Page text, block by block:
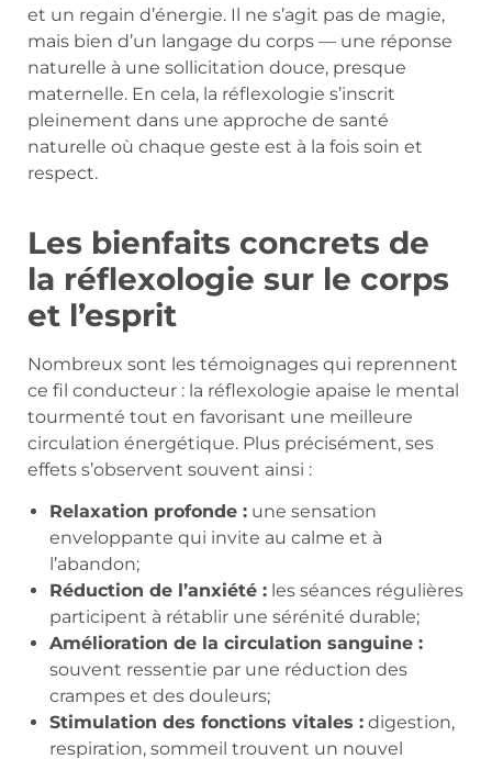
et un regain d’énergie. Il ne s’agit pas de magie,
mais bien d’un langage du corps — une réponse
naturelle à une sollicitation douce, presque
maternelle. En cela, la réflexologie s’inscrit
pleinement dans une approche de santé
naturelle où chaque geste est à la fois soin et
respect.
Les bienfaits concrets de
la réflexologie sur le corps
et l’esprit
Nombreux sont les témoignages qui reprennent
ce fil conducteur : la réflexologie apaise le mental
tourmenté tout en favorisant une meilleure
circulation énergétique. Plus précisément, ses
effets s’observent souvent ainsi :
Relaxation profonde : une sensation
enveloppante qui invite au calme et à
l’abandon;
Réduction de l’anxiété : les séances régulières
participent à rétablir une sérénité durable;
Amélioration de la circulation sanguine :
souvent ressentie par une réduction des
crampes et des douleurs;
Stimulation des fonctions vitales : digestion,
respiration, sommeil trouvent un nouvel